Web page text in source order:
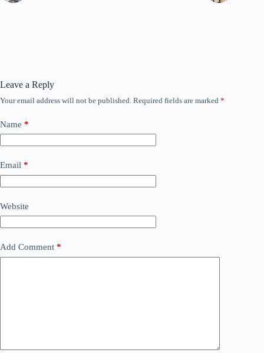
Leave a Reply
Your email address will not be published. Required fields are marked *
Name *
Email *
Website
Add Comment *